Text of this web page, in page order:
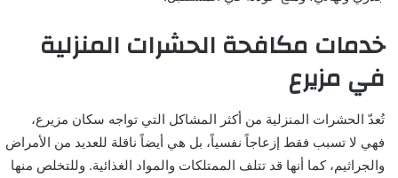
خدمات مكافحة الحشرات المنزلية
في مزيرع
تُعدّ الحشرات المنزلية من أكثر المشاكل التي تواجه سكان مزيرع،
فهي لا تسبب فقط إزعاجاً نفسياً، بل هي أيضاً ناقلة للعديد من الأمراض
والجراثيم، كما أنها قد تتلف الممتلكات والمواد الغذائية. وللتخلص منها